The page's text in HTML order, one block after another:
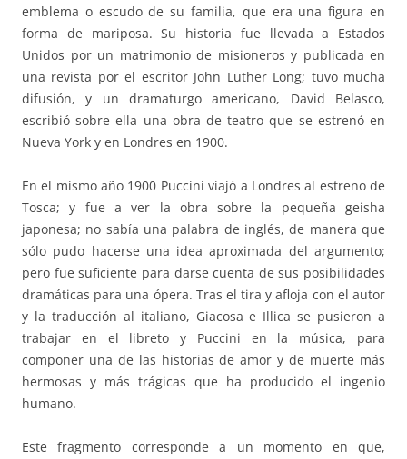
emblema o escudo de su familia, que era una figura en
forma de mariposa. Su historia fue llevada a Estados
Unidos por un matrimonio de misioneros y publicada en
una revista por el escritor John Luther Long; tuvo mucha
difusión, y un dramaturgo americano, David Belasco,
escribió sobre ella una obra de teatro que se estrenó en
Nueva York y en Londres en 1900.
En el mismo año 1900 Puccini viajó a Londres al estreno de
Tosca; y fue a ver la obra sobre la pequeña geisha
japonesa; no sabía una palabra de inglés, de manera que
sólo pudo hacerse una idea aproximada del argumento;
pero fue suficiente para darse cuenta de sus posibilidades
dramáticas para una ópera. Tras el tira y afloja con el autor
y la traducción al italiano, Giacosa e Illica se pusieron a
trabajar en el libreto y Puccini en la música, para
componer una de las historias de amor y de muerte más
hermosas y más trágicas que ha producido el ingenio
humano.
Este fragmento corresponde a un momento en que,